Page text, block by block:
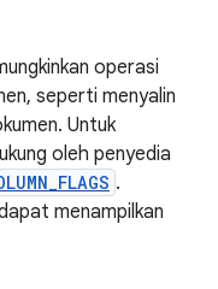
operasi
seperti menyalin
Untuk
oleh penyedia
.
menampilkan